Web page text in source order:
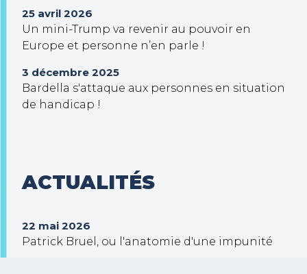
25 avril 2026
Un mini-Trump va revenir au pouvoir en
Europe et personne n’en parle !
3 décembre 2025
Bardella s'attaque aux personnes en situation
de handicap !
ACTUALITÉS
22 mai 2026
Patrick Bruel, ou l'anatomie d'une impunité